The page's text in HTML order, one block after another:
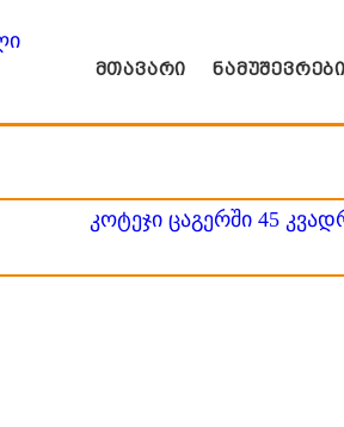
მთავარი ნამუშევრები